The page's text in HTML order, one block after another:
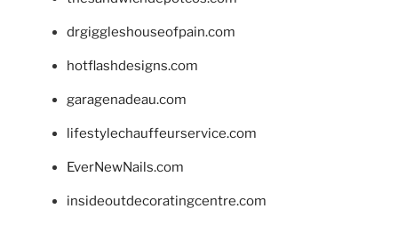
drgiggleshouseofpain.com
hotflashdesigns.com
garagenadeau.com
lifestylechauffeurservice.com
EverNewNails.com
insideoutdecoratingcentre.com